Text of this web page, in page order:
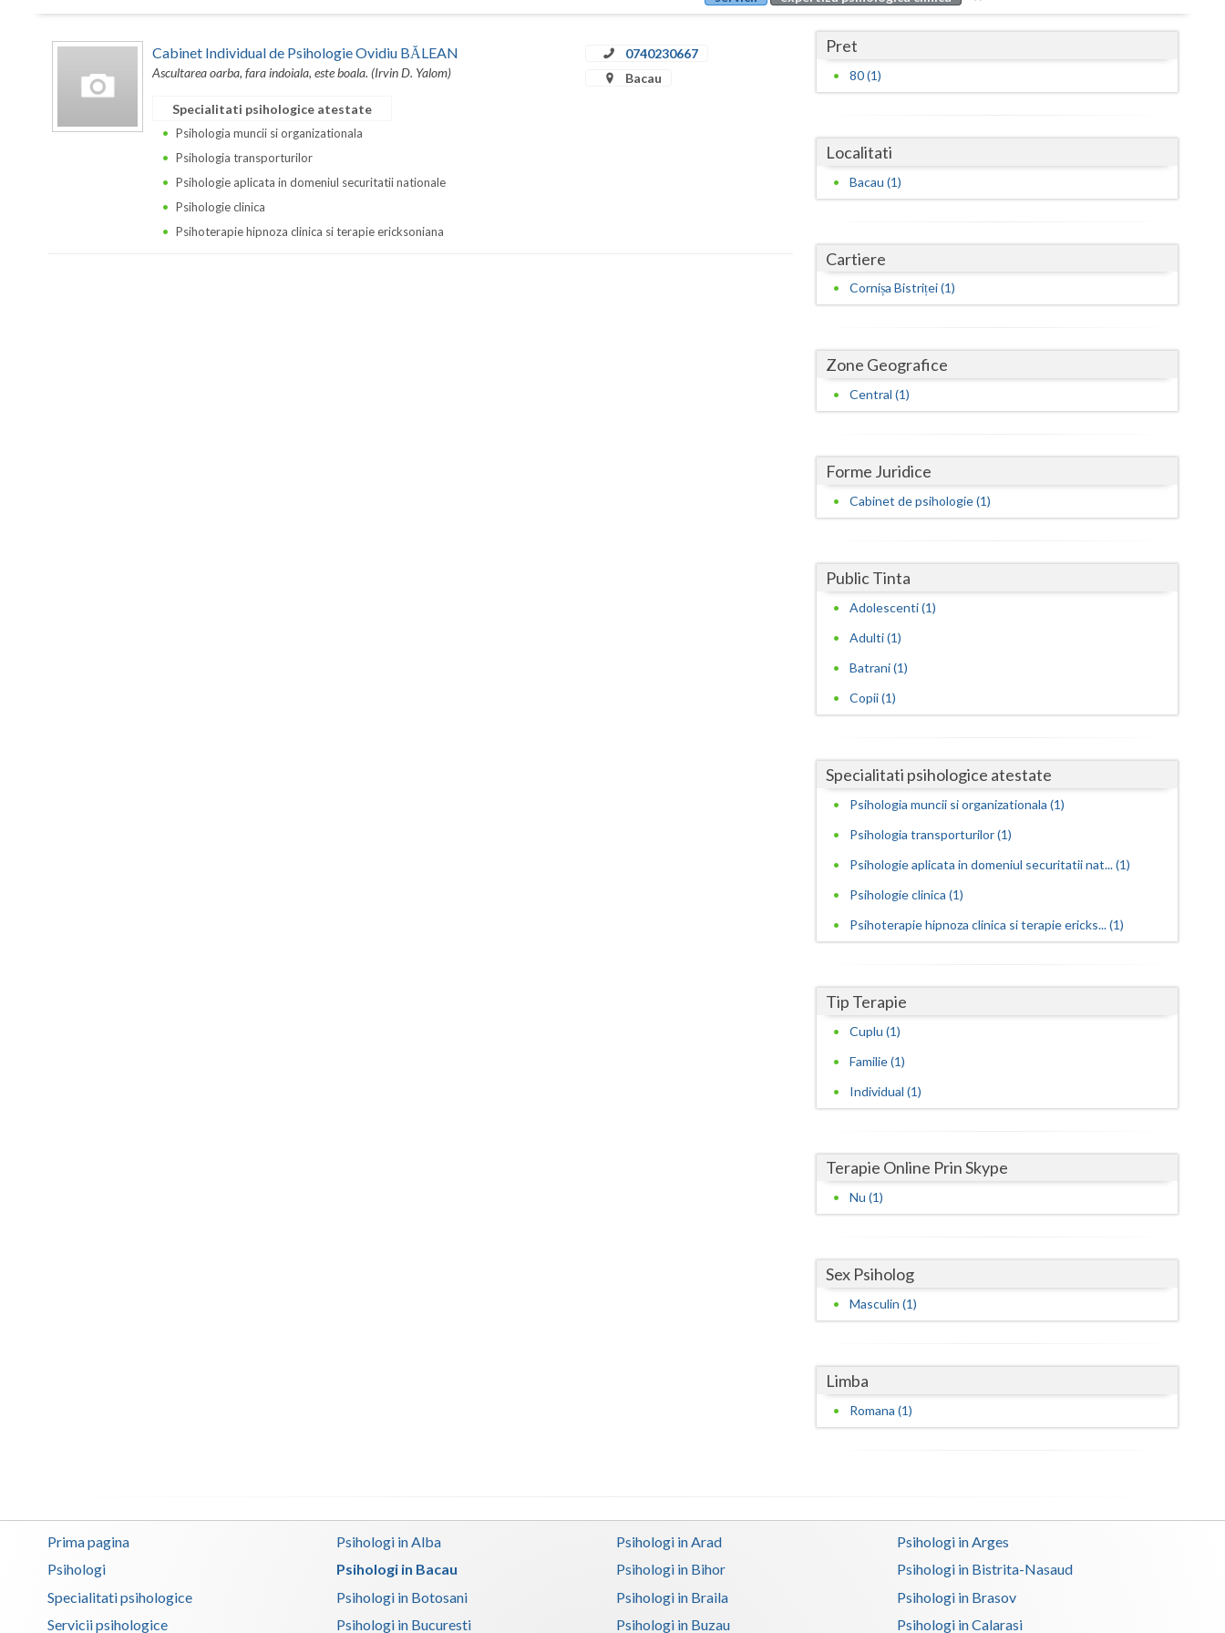
Buzau
Galati
Harghita
Iasi
Maramures
Prahova
Salaj
Sibiu
Suceava
Vaslui
Cabinet Individual de Psihologie Ovidiu BĂLEAN
Ascultarea oarba, fara indoiala, este boala. (Irvin D. Yalom)
0740230667
Bacau
Specialitati psihologice atestate
Psihologia muncii si organizationala
Psihologia transporturilor
Psihologie aplicata in domeniul securitatii nationale
Psihologie clinica
Psihoterapie hipnoza clinica si terapie ericksoniana
Pret
80 (1)
Localitati
Bacau (1)
Cartiere
Cornișa Bistriței (1)
Zone Geografice
Central (1)
Forme Juridice
Cabinet de psihologie (1)
Public Tinta
Adolescenti (1)
Adulti (1)
Batrani (1)
Copii (1)
Specialitati psihologice atestate
Psihologia muncii si organizationala (1)
Psihologia transporturilor (1)
Psihologie aplicata in domeniul securitatii nat... (1)
Psihologie clinica (1)
Psihoterapie hipnoza clinica si terapie ericks... (1)
Tip Terapie
Cuplu (1)
Familie (1)
Individual (1)
Terapie Online Prin Skype
Nu (1)
Sex Psiholog
Masculin (1)
Limba
Romana (1)
Prima pagina
Psihologi
Specialitati psihologice
Servicii psihologice
Psihologi in Alba Psihologi in Arad
Psihologi in Arges
Psihologi in Bacau
Psihologi in Bihor
Psihologi in Bistrita-Nasaud
Psihologi in Botosani
Psihologi in Braila
Psihologi in Brasov
Psihologi in Bucuresti
Psihologi in Buzau Psihologi in Calarasi